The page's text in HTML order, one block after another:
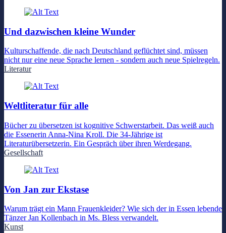
Und dazwischen kleine Wunder
Kulturschaffende, die nach Deutschland geflüchtet sind, müssen
nicht nur eine neue Sprache lernen - sondern auch neue Spielregeln.
Literatur
Weltliteratur für alle
Bücher zu übersetzen ist kognitive Schwerstarbeit. Das weiß auch
die Essenerin Anna-Nina Kroll. Die 34-Jährige ist
Literaturübersetzerin. Ein Gespräch über ihren Werdegang.
Gesellschaft
Von Jan zur Ekstase
Warum trägt ein Mann Frauenkleider? Wie sich der in Essen lebende
Tänzer Jan Kollenbach in Ms. Bless verwandelt.
Kunst